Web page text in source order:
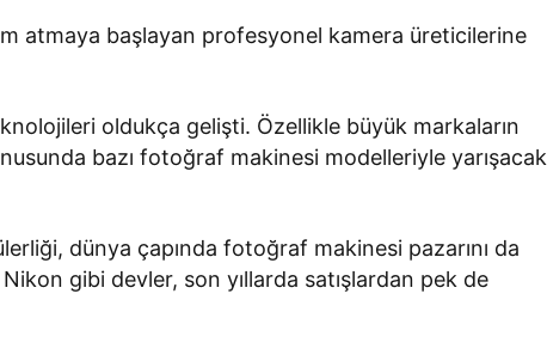
atmaya başlayan profesyonel kamera üreticilerine
oldukça gelişti. Özellikle büyük markaların
bazı fotoğraf makinesi modelleriyle yarışacak
dünya çapında fotoğraf makinesi pazarını da
gibi devler, son yıllarda satışlardan pek de